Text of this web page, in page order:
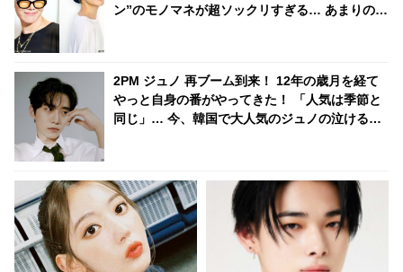
ン”のモノマネが超ソックリすぎる… あまりの再
2PM ジュノ 再ブーム到来！ 12年の歳月を経て
やっと自身の番がやってきた！ 「人気は季節と
同じ」… 今、韓国で大人気のジュノの泣ける過